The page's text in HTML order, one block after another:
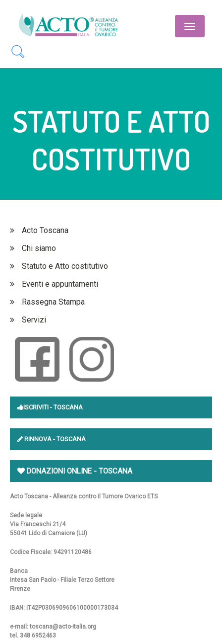
Toggle
STATUTO E ATTO
COSTITUTIVO
Acto Toscana
Chi siamo
Statuto e Atto costitutivo
Eventi e appuntamenti
Rassegna Stampa
Servizi
ISCRIVITI - TOSCANA
RINNOVA - TOSCANA
DONAZIONI ONLINE - TOSCANA
Acto Toscana - Alleanza contro il Tumore Ovarico ETS
Sede legale
Via Franceschi 21/4
55041 Lido di Camaiore (LU)
Codice Fiscale: 94291120486
Banca
Intesa San Paolo - Filiale Terzo Settore
Firenze
IBAN: IT42P0306909606100000173034
e-mail: toscana@acto-italia.org
tel. 348 6952463